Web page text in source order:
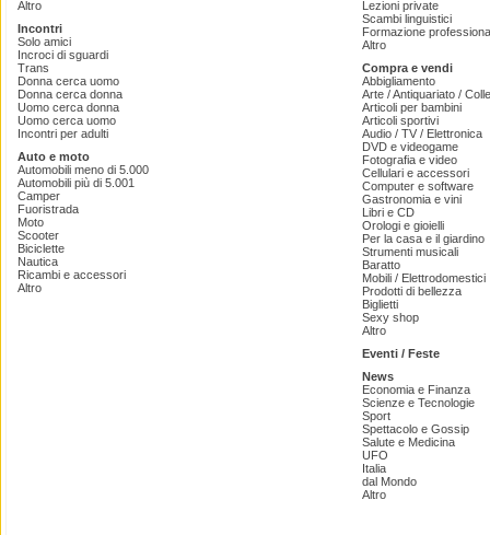
Altro
Incontri
Solo amici
Incroci di sguardi
Trans
Donna cerca uomo
Donna cerca donna
Uomo cerca donna
Uomo cerca uomo
Incontri per adulti
Auto e moto
Automobili meno di 5.000
Automobili più di 5.001
Camper
Fuoristrada
Moto
Scooter
Biciclette
Nautica
Ricambi e accessori
Altro
Lezioni private
Scambi linguistici
Formazione
Altro
Compra e vendi
Abbigliamento
Arte / Antiquariato /
Articoli per bambini
Articoli sportivi
Audio / TV / Elettronica
DVD e videogame
Fotografia e video
Cellulari e accessori
Computer e software
Gastronomia e vini
Libri e CD
Orologi e gioielli
Per la casa e il giardino
Strumenti musicali
Baratto
Mobili / Elettrodomestici
Prodotti di bellezza
Biglietti
Sexy shop
Altro
Eventi / Feste
News
Economia e Finanza
Scienze e Tecnologie
Sport
Spettacolo e Gossip
Salute e Medicina
UFO
Italia
dal Mondo
Altro